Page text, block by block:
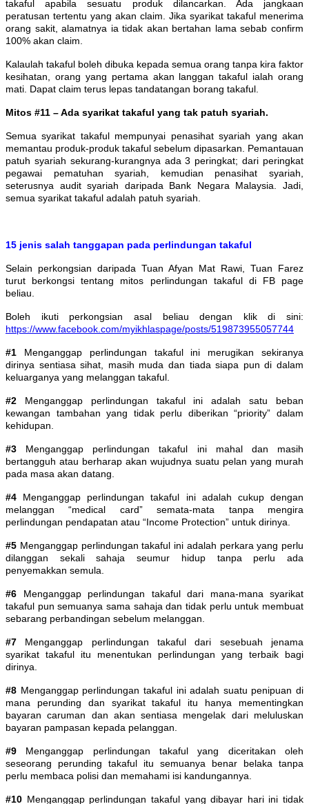
takaful apabila sesuatu produk dilancarkan. Ada jangkaan
peratusan tertentu yang akan claim. Jika syarikat takaful menerima
orang sakit, alamatnya ia tidak akan bertahan lama sebab confirm
100% akan claim.
Kalaulah takaful boleh dibuka kepada semua orang tanpa kira faktor
kesihatan, orang yang pertama akan langgan takaful ialah orang
mati. Dapat claim terus lepas tandatangan borang takaful.
Mitos #11 – Ada syarikat takaful yang tak patuh syariah.
Semua syarikat takaful mempunyai penasihat syariah yang akan
memantau produk-produk takaful sebelum dipasarkan. Pemantauan
patuh syariah sekurang-kurangnya ada 3 peringkat; dari peringkat
pegawai pematuhan syariah, kemudian penasihat syariah,
seterusnya audit syariah daripada Bank Negara Malaysia. Jadi,
semua syarikat takaful adalah patuh syariah.
15 jenis salah tanggapan pada perlindungan takaful
Selain perkongsian daripada Tuan Afyan Mat Rawi, Tuan Farez
turut berkongsi tentang mitos perlindungan takaful di FB page
beliau.
Boleh ikuti perkongsian asal beliau dengan klik di sini:
https://www.facebook.com/myikhlaspage/posts/519873955057744
#1 Menganggap perlindungan takaful ini merugikan sekiranya
dirinya sentiasa sihat, masih muda dan tiada siapa pun di dalam
keluarganya yang melanggan takaful.
#2 Menganggap perlindungan takaful ini adalah satu beban
kewangan tambahan yang tidak perlu diberikan “priority” dalam
kehidupan.
#3 Menganggap perlindungan takaful ini mahal dan masih
bertangguh atau berharap akan wujudnya suatu pelan yang murah
pada masa akan datang.
#4 Menganggap perlindungan takaful ini adalah cukup dengan
melanggan “medical card” semata-mata tanpa mengira
perlindungan pendapatan atau “Income Protection” untuk dirinya.
#5 Menganggap perlindungan takaful ini adalah perkara yang perlu
dilanggan sekali sahaja seumur hidup tanpa perlu ada
penyemakkan semula.
#6 Menganggap perlindungan takaful dari mana-mana syarikat
takaful pun semuanya sama sahaja dan tidak perlu untuk membuat
sebarang perbandingan sebelum melanggan.
#7 Menganggap perlindungan takaful dari sesebuah jenama
syarikat takaful itu menentukan perlindungan yang terbaik bagi
dirinya.
#8 Menganggap perlindungan takaful ini adalah suatu penipuan di
mana perunding dan syarikat takaful itu hanya mementingkan
bayaran caruman dan akan sentiasa mengelak dari meluluskan
bayaran pampasan kepada pelanggan.
#9 Menganggap perlindungan takaful yang diceritakan oleh
seseorang perunding takaful itu semuanya benar belaka tanpa
perlu membaca polisi dan memahami isi kandungannya.
#10 Menganggap perlindungan takaful yang dibayar hari ini tidak